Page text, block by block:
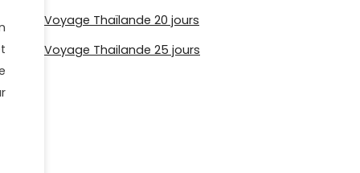
Voyage Thaïlande 20 jours
Voyage Thailande 25 jours